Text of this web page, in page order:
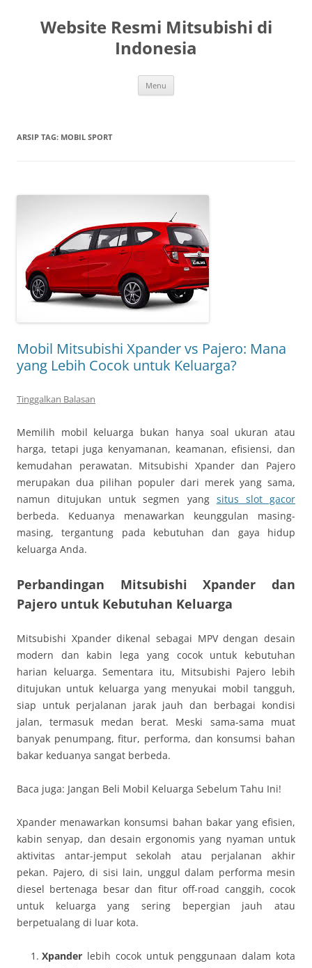
Website Resmi Mitsubishi di
Indonesia
Menu
ARSIP TAG: MOBIL SPORT
Mobil Mitsubishi Xpander vs Pajero: Mana
yang Lebih Cocok untuk Keluarga?
Tinggalkan Balasan
Memilih mobil keluarga bukan hanya soal ukuran atau
harga, tetapi juga kenyamanan, keamanan, efisiensi, dan
kemudahan perawatan. Mitsubishi Xpander dan Pajero
merupakan dua pilihan populer dari merek yang sama,
namun ditujukan untuk segmen yang situs slot gacor
berbeda. Keduanya menawarkan keunggulan masing-
masing, tergantung pada kebutuhan dan gaya hidup
keluarga Anda.
Perbandingan Mitsubishi Xpander dan
Pajero untuk Kebutuhan Keluarga
Mitsubishi Xpander dikenal sebagai MPV dengan desain
modern dan kabin lega yang cocok untuk kebutuhan
harian keluarga. Sementara itu, Mitsubishi Pajero lebih
ditujukan untuk keluarga yang menyukai mobil tangguh,
siap untuk perjalanan jarak jauh dan berbagai kondisi
jalan, termasuk medan berat. Meski sama-sama muat
banyak penumpang, fitur, performa, dan konsumsi bahan
bakar keduanya sangat berbeda.
Baca juga: Jangan Beli Mobil Keluarga Sebelum Tahu Ini!
Xpander menawarkan konsumsi bahan bakar yang efisien,
kabin senyap, dan desain ergonomis yang nyaman untuk
aktivitas antar-jemput sekolah atau perjalanan akhir
pekan. Pajero, di sisi lain, unggul dalam performa mesin
diesel bertenaga besar dan fitur off-road canggih, cocok
untuk keluarga yang sering bepergian jauh atau
berpetualang di luar kota.
Xpander lebih cocok untuk penggunaan dalam kota